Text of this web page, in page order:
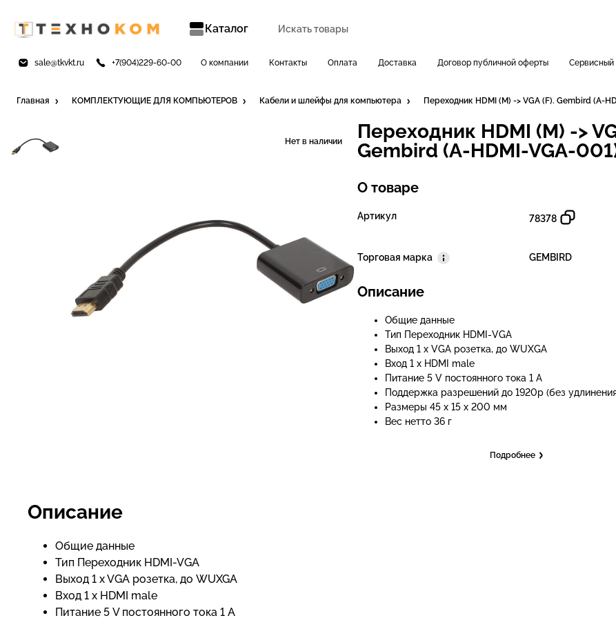
Каталог
sale@tkvkt.ru +7(904)229-60-00 О компании Контакты Оплата Доставка Договор публичной оферты Сервисный
Главная КОМПЛЕКТУЮЩИЕ ДЛЯ КОМПЬЮТЕРОВ Кабели и шлейфы для компьютера Переходник HDMI (M) -> VGA (F). Gembird (A-
Нет в наличии
Переходник HDMI (M) ->
Gembird (A-HDMI-VGA-
О товаре
Артикул 78378
Торговая марка GEMBIRD
Описание
Общие данные
Тип Переходник HDMI-VGA
Выход 1 x VGA розетка, до WUXGA
Вход 1 x HDMI male
Питание 5 V постоянного тока 1 A
Поддержка разрешений до 1920p (без
Размеры 45 x 15 x 200 мм
Вес нетто 36 г
Подробнее
Описание
Общие данные
Тип Переходник HDMI-VGA
Выход 1 x VGA розетка, до WUXGA
Вход 1 x HDMI male
Питание 5 V постоянного тока 1 A